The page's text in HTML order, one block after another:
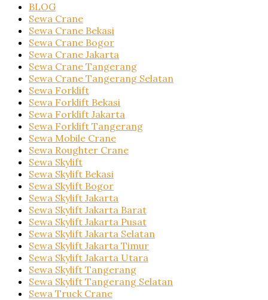
BLOG
Sewa Crane
Sewa Crane Bekasi
Sewa Crane Bogor
Sewa Crane Jakarta
Sewa Crane Tangerang
Sewa Crane Tangerang Selatan
Sewa Forklift
Sewa Forklift Bekasi
Sewa Forklift Jakarta
Sewa Forklift Tangerang
Sewa Mobile Crane
Sewa Roughter Crane
Sewa Skylift
Sewa Skylift Bekasi
Sewa Skylift Bogor
Sewa Skylift Jakarta
Sewa Skylift Jakarta Barat
Sewa Skylift Jakarta Pusat
Sewa Skylift Jakarta Selatan
Sewa Skylift Jakarta Timur
Sewa Skylift Jakarta Utara
Sewa Skylift Tangerang
Sewa Skylift Tangerang Selatan
Sewa Truck Crane